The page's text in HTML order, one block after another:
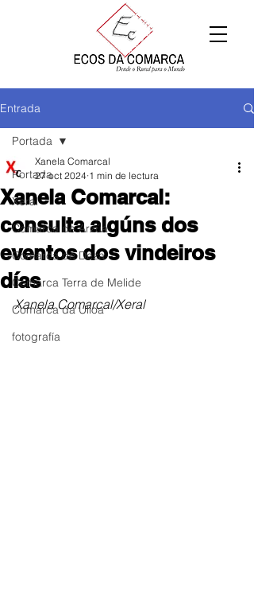
Entrada
Portada
Xeral
Comarca de Arzúa
Comarca de Deza
Comarca Terra de Melide
Comarca da Ulloa
fotografía
Portada
Xanela Comarcal:
consulta algúns dos
eventos dos vindeiros
días
Xanela Comarcal
27 oct 2024 1 min de lectura
Xanela Comarcal/Xeral